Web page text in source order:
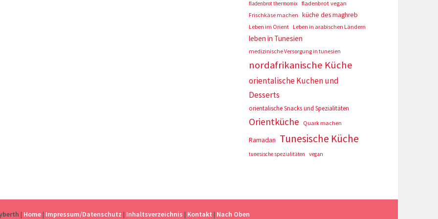
fladenbrot thermomix fladenbrot vegan
Frischkäse machen küche des maghreb
Leben im Orient Leben in arabischen Ländern
leben in Tunesien
medizinische Versorgung in tunesien
nordafrikanische Küche
orientalische Kuchen und
Desserts
orientalische Snacks und Spezialitäten
Orientküche Quark machen
Ramadan Tunesische Küche
tunesische spezialitäten vegan
| Home| Impressum/Datenschutz | Inhaltsverzeichnis | Kontakt | Nach Oben